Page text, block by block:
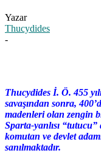
Yazar
Thucydides
-
Thucydides İ. Ö. 455
savaşından sonra,
madenleri olan zengin
Sparta-yanlısı
komutan ve devlet
sanılmaktadır.